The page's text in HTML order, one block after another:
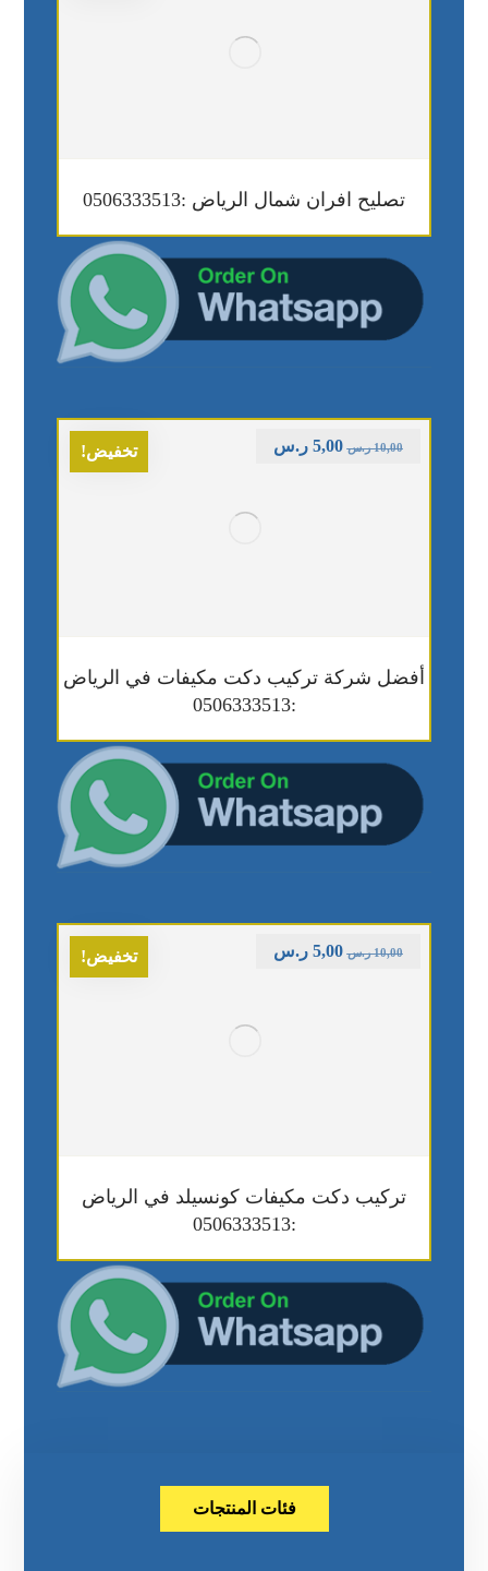
تصليح افران شمال الرياض :0506333513
تخفيض!
أفضل شركة تركيب دكت مكيفات في الرياض
:0506333513
10,00 ر.س 5,00 ر.س
تخفيض!
تركيب دكت مكيفات كونسيلد في الرياض
:0506333513
10,00 ر.س 5,00 ر.س
فئات المنتجات